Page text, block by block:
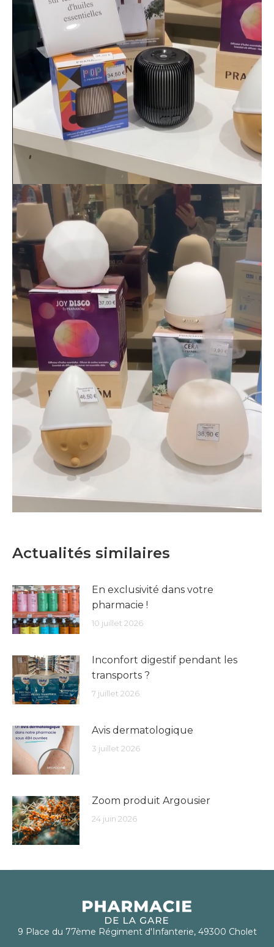
Actualités similaires
En exclusivité dans votre
pharmacie !
10 juillet 2026
Inconfort digestif pendant les
transports ?
7 juillet 2026
Avis dermatologique
3 juillet 2026
Zoom produit Argousier
24 juin 2026
9 Place du 77ème Régiment d'Infanterie, 49300 Cholet